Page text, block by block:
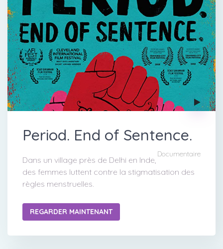
Period. End of Sentence.
Documentaire
Dans un village près de Delhi en Inde,
des femmes luttent contre la stigmatisation des
règles menstruelles.
REGARDER MAINTENANT